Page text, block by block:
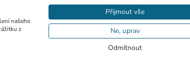
našeho
z
Přijmout vše
Ne, uprav
Odmítnout